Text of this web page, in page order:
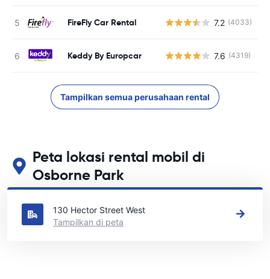
FireFly Car Rental 7.2 (4033)
Keddy By Europcar 7.6 (4319)
Tampilkan semua perusahaan rental
Peta lokasi rental mobil di
Osborne Park
Lihat lokasi persewaan mobil utama kami di Osborne Park
130 Hector Street West
Tampilkan di peta